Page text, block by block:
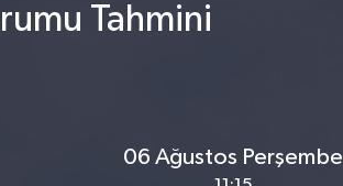
Tahmini
06 Ağustos Perşembe